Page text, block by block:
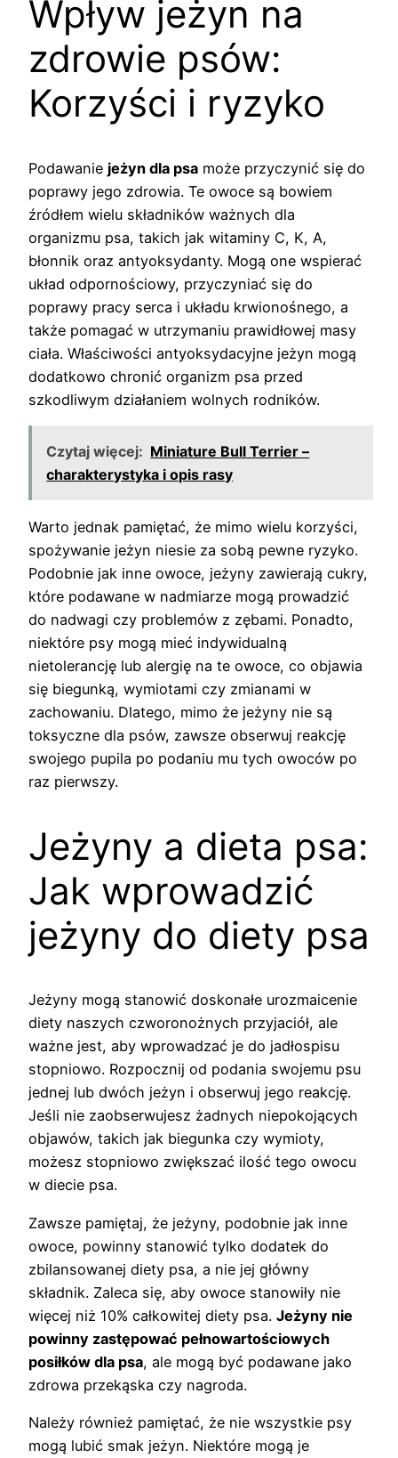
Wpływ jeżyn na
zdrowie psów:
Korzyści i ryzyko
Podawanie jeżyn dla psa może przyczynić się do
poprawy jego zdrowia. Te owoce są bowiem
źródłem wielu składników ważnych dla
organizmu psa, takich jak witaminy C, K, A,
błonnik oraz antyoksydanty. Mogą one wspierać
układ odpornościowy, przyczyniać się do
poprawy pracy serca i układu krwionośnego, a
także pomagać w utrzymaniu prawidłowej masy
ciała. Właściwości antyoksydacyjne jeżyn mogą
dodatkowo chronić organizm psa przed
szkodliwym działaniem wolnych rodników.
Czytaj więcej: Miniature Bull Terrier –
charakterystyka i opis rasy
Warto jednak pamiętać, że mimo wielu korzyści,
spożywanie jeżyn niesie za sobą pewne ryzyko.
Podobnie jak inne owoce, jeżyny zawierają cukry,
które podawane w nadmiarze mogą prowadzić
do nadwagi czy problemów z zębami. Ponadto,
niektóre psy mogą mieć indywidualną
nietolerancję lub alergię na te owoce, co objawia
się biegunką, wymiotami czy zmianami w
zachowaniu. Dlatego, mimo że jeżyny nie są
toksyczne dla psów, zawsze obserwuj reakcję
swojego pupila po podaniu mu tych owoców po
raz pierwszy.
Jeżyny a dieta psa:
Jak wprowadzić
jeżyny do diety psa
Jeżyny mogą stanowić doskonałe urozmaicenie
diety naszych czworonożnych przyjaciół, ale
ważne jest, aby wprowadzać je do jadłospisu
stopniowo. Rozpocznij od podania swojemu psu
jednej lub dwóch jeżyn i obserwuj jego reakcję.
Jeśli nie zaobserwujesz żadnych niepokojących
objawów, takich jak biegunka czy wymioty,
możesz stopniowo zwiększać ilość tego owocu
w diecie psa.
Zawsze pamiętaj, że jeżyny, podobnie jak inne
owoce, powinny stanowić tylko dodatek do
zbilansowanej diety psa, a nie jej główny
składnik. Zaleca się, aby owoce stanowiły nie
więcej niż 10% całkowitej diety psa. Jeżyny nie
powinny zastępować pełnowartościowych
posiłków dla psa, ale mogą być podawane jako
zdrowa przekąska czy nagroda.
Należy również pamiętać, że nie wszystkie psy
mogą lubić smak jeżyn. Niektóre mogą je